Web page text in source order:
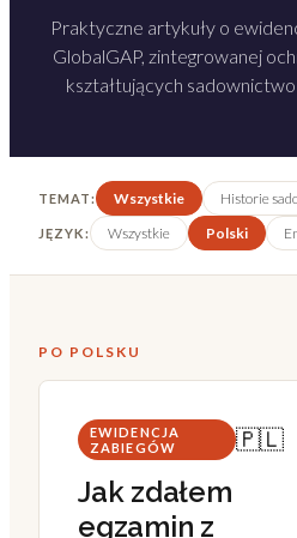
Praktyczne artykuły o
GlobalGAP, zintegrowanej
kształtujących
TEMAT: Wszystkie Historie
JĘZYK: Wszystkie Polski
PO POLSKU
EWIDENCJA
ZABIEGÓW
🇵🇱
Jak zdałem
egzamin z